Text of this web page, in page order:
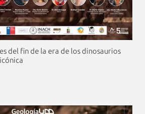
del fin de la era de los dinosaurios